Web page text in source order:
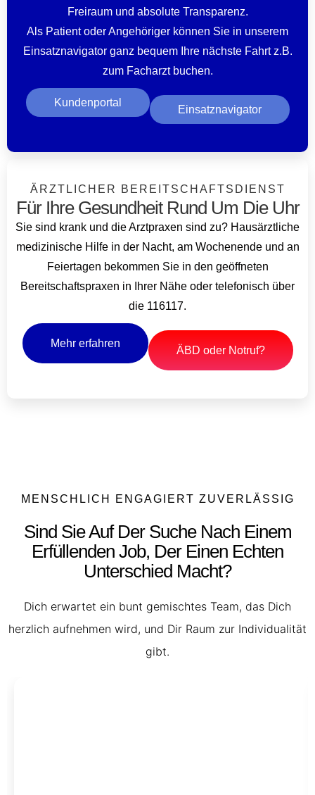
Freiraum und absolute Transparenz.
Als Patient oder Angehöriger können Sie in unserem
Einsatznavigator ganz bequem Ihre nächste Fahrt z.B.
zum Facharzt buchen.
Kundenportal
Einsatznavigator
ÄRZTLICHER BEREITSCHAFTSDIENST
Für Ihre Gesundheit Rund Um Die Uhr
Sie sind krank und die Arztpraxen sind zu? Hausärztliche
medizinische Hilfe in der Nacht, am Wochenende und an
Feiertagen bekommen Sie in den geöffneten
Bereitschaftspraxen in Ihrer Nähe oder telefonisch über
die 116117.
Mehr erfahren
ÄBD oder Notruf?
MENSCHLICH ENGAGIERT ZUVERLÄSSIG
Sind Sie Auf Der Suche Nach Einem
Erfüllenden Job, Der Einen Echten
Unterschied Macht?
Dich erwartet ein bunt gemischtes Team, das Dich
herzlich aufnehmen wird, und Dir Raum zur Individualität
gibt.